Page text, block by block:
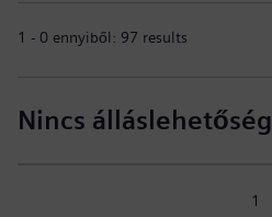
1 - 0 ennyiből: 97 results
Nincs álláslehetőség
1